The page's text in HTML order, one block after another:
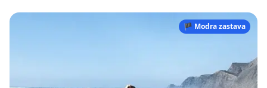
🏴 Modra zastava